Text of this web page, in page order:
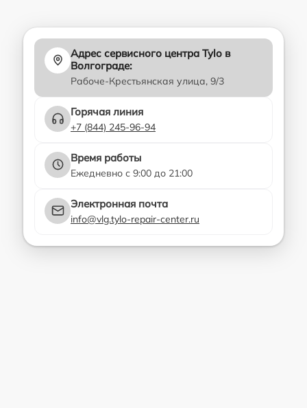
Адрес сервисного центра Tylo в
Волгограде:
Рабоче-Крестьянская улица, 9/3
Горячая линия
+7 (844) 245-96-94
Время работы
Ежедневно с 9:00 до 21:00
Электронная почта
info@vlg.tylo-repair-center.ru